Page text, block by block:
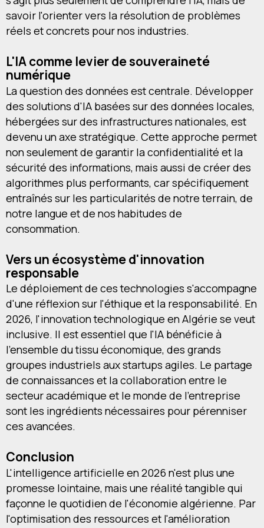
savoir l'orienter vers la résolution de problèmes
réels et concrets pour nos industries.
L'IA comme levier de souveraineté
numérique
La question des données est centrale. Développer
des solutions d'IA basées sur des données locales,
hébergées sur des infrastructures nationales, est
devenu un axe stratégique. Cette approche permet
non seulement de garantir la confidentialité et la
sécurité des informations, mais aussi de créer des
algorithmes plus performants, car spécifiquement
entraînés sur les particularités de notre terrain, de
notre langue et de nos habitudes de
consommation.
Vers un écosystème d'innovation
responsable
Le déploiement de ces technologies s'accompagne
d'une réflexion sur l'éthique et la responsabilité. En
2026, l'innovation technologique en Algérie se veut
inclusive. Il est essentiel que l'IA bénéficie à
l'ensemble du tissu économique, des grands
groupes industriels aux startups agiles. Le partage
de connaissances et la collaboration entre le
secteur académique et le monde de l'entreprise
sont les ingrédients nécessaires pour pérenniser
ces avancées.
Conclusion
L'intelligence artificielle en 2026 n'est plus une
promesse lointaine, mais une réalité tangible qui
façonne le quotidien de l'économie algérienne. Par
l'optimisation des ressources et l'amélioration